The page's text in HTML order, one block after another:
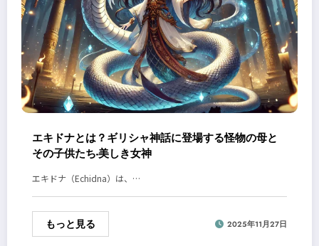
エキドナとは？ギリシャ神話に登場する怪物の母と
その子供たち-美しき女神
エキドナ（Echidna）は、…
もっと見る 2025年11月27日